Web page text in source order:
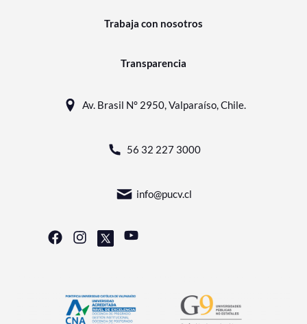
Trabaja con nosotros
Transparencia
Av. Brasil N° 2950, Valparaíso, Chile.
56 32 227 3000
info@pucv.cl